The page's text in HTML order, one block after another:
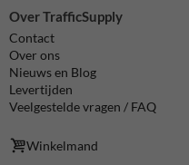
Over TrafficSupply
Contact
Over ons
Nieuws en Blog
Levertijden
Veelgestelde vragen / FAQ
Winkelmand